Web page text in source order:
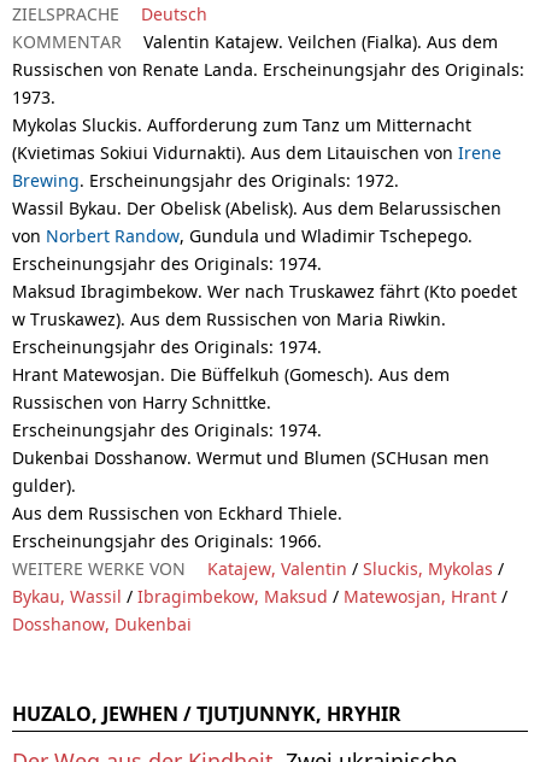
ZIELSPRACHE
Deutsch
KOMMENTAR
Valentin Katajew. Veilchen (Fialka). Aus dem
Russischen von Renate Landa. Erscheinungsjahr des Originals:
1973.
Mykolas Sluckis. Aufforderung zum Tanz um Mitternacht
(Kvietimas Sokiui Vidurnakti). Aus dem Litauischen von Irene
Brewing. Erscheinungsjahr des Originals: 1972.
Wassil Bykau. Der Obelisk (Abelisk). Aus dem Belarussischen
von Norbert Randow, Gundula und Wladimir Tschepego.
Erscheinungsjahr des Originals: 1974.
Maksud Ibragimbekow. Wer nach Truskawez fährt (Kto poedet
w Truskawez). Aus dem Russischen von Maria Riwkin.
Erscheinungsjahr des Originals: 1974.
Hrant Matewosjan. Die Büffelkuh (Gomesch). Aus dem
Russischen von Harry Schnittke.
Erscheinungsjahr des Originals: 1974.
Dukenbai Dosshanow. Wermut und Blumen (SCHusan men
gulder).
Aus dem Russischen von Eckhard Thiele.
Erscheinungsjahr des Originals: 1966.
WEITERE WERKE VON
Katajew, Valentin / Sluckis, Mykolas /
Bykau, Wassil / Ibragimbekow, Maksud / Matewosjan, Hrant /
Dosshanow, Dukenbai
HUZALO, JEWHEN / TJUTJUNNYK, HRYHIR